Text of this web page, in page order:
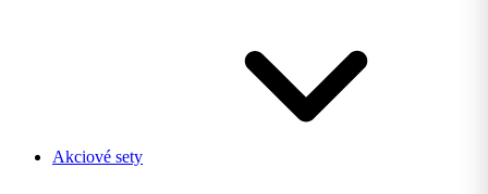
Akciové sety